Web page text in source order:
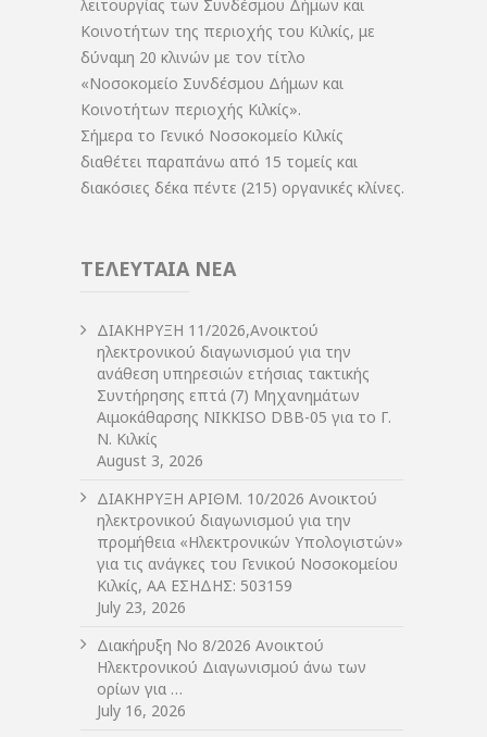
λειτουργίας των Συνδέσμου Δήμων και
Κοινοτήτων της περιοχής του Κιλκίς, με
δύναμη 20 κλινών με τον τίτλο
«Νοσοκομείο Συνδέσμου Δήμων και
Κοινοτήτων περιοχής Κιλκίς».
Σήμερα το Γενικό Νοσοκομείο Κιλκίς
διαθέτει παραπάνω από 15 τομείς και
διακόσιες δέκα πέντε (215) οργανικές κλίνες.
ΤΕΛΕΥΤΑΙΑ ΝΕΑ
ΔIΑΚΗΡΥΞΗ 11/2026,Ανοικτού
ηλεκτρονικού διαγωνισμού για την
ανάθεση υπηρεσιών ετήσιας τακτικής
Συντήρησης επτά (7) Μηχανημάτων
Αιμοκάθαρσης NIKKISO DBB-05 για το Γ.
Ν. Κιλκίς
August 3, 2026
ΔIΑΚΗΡΥΞΗ ΑΡIΘΜ. 10/2026 Ανοικτού
ηλεκτρονικού διαγωνισμού για την
προμήθεια «Ηλεκτρονικών Υπολογιστών»
για τις ανάγκες του Γενικού Νοσοκομείου
Κιλκίς, ΑΑ ΕΣΗΔΗΣ: 503159
July 23, 2026
Διακήρυξη Νο 8/2026 Ανοικτού
Ηλεκτρονικού Διαγωνισμού άνω των
ορίων για …
July 16, 2026